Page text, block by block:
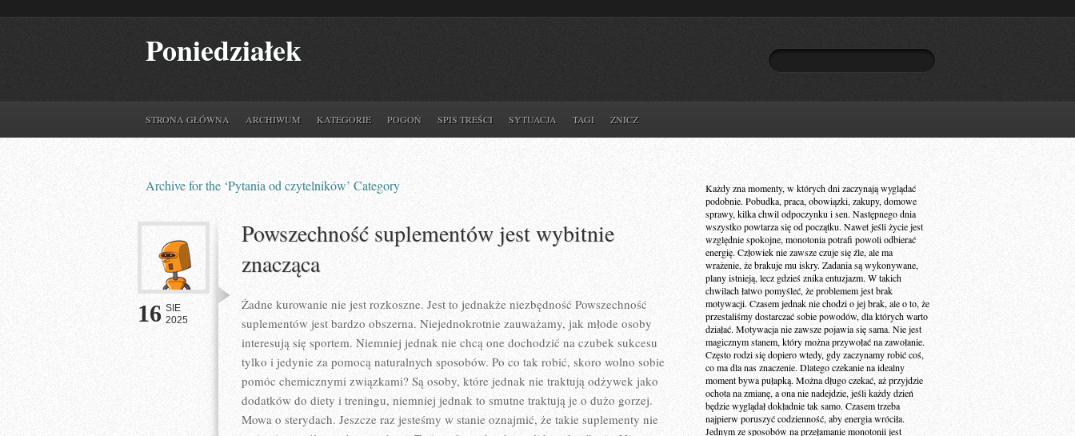
Poniedziałek
STRONA GŁÓWNA ARCHIWUM KATEGORIE POGOŃ SPIS TREŚCI SYTUACJA TAGI ZNICZ
Archive for the ‘Pytania od czytelników’ Category
16 SIE
2025
Powszechność suplementów jest wybitnie
znacząca
Żadne kurowanie nie jest rozkoszne. Jest to jednakże niezbędność Powszechność
suplementów jest bardzo obszerna. Niejednokrotnie zauważamy, jak młode osoby
interesują się sportem. Niemniej jednak nie chcą one dochodzić na czubek sukcesu
tylko i jedynie za pomocą naturalnych sposobów. Po co tak robić, skoro wolno sobie
pomóc chemicznymi związkami? Są osoby, które jednak nie traktują odżywek jako
dodatków do diety i treningu, niemniej jednak to smutne traktują je o dużo gorzej.
Mowa o sterydach. Jeszcze raz jesteśmy w stanie oznajmić, że takie suplementy nie
Każdy zna momenty, w których dni zaczynają wyglądać
podobnie. Pobudka, praca, obowiązki, zakupy, domowe
sprawy, kilka chwil odpoczynku i sen. Następnego dnia
wszystko powtarza się od początku. Nawet jeśli życie jest
względnie spokojne, monotonia potrafi powoli odbierać
energię. Człowiek nie zawsze czuje się źle, ale ma
wrażenie, że brakuje mu iskry. Zadania są wykonywane,
plany istnieją, lecz gdzieś znika entuzjazm. W takich
chwilach łatwo pomyśleć, że problemem jest brak
motywacji. Czasem jednak nie chodzi o jej brak, ale o to, że
przestaliśmy dostarczać sobie powodów, dla których warto
działać. Motywacja nie zawsze pojawia się sama. Nie jest
magicznym stanem, który można przywołać na zawołanie.
Często rodzi się dopiero wtedy, gdy zaczynamy robić coś,
co ma dla nas znaczenie. Dlatego czekanie na idealny
moment bywa pułapką. Można długo czekać, aż przyjdzie
ochota na zmianę, a ona nie nadejdzie, jeśli każdy dzień
będzie wyglądał dokładnie tak samo. Czasem trzeba
najpierw poruszyć codzienność, aby energia wróciła.
Jednym ze sposobów na przełamanie monotonii jest